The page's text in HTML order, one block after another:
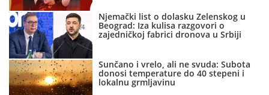
Njemački list o dolasku Zelenskog u
Beograd: Iza kulisa razgovori o
zajedničkoj fabrici dronova u Srbiji
Sunčano i vrelo, ali ne svuda: Subota
donosi temperature do 40 stepeni i
lokalnu grmljavinu